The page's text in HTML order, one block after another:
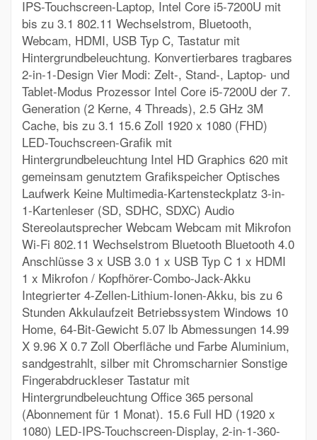
IPS-Touchscreen-Laptop, Intel Core i5-7200U mit
bis zu 3.1 802.11 Wechselstrom, Bluetooth,
Webcam, HDMI, USB Typ C, Tastatur mit
Hintergrundbeleuchtung. Konvertierbares tragbares
2-in-1-Design Vier Modi: Zelt-, Stand-, Laptop- und
Tablet-Modus Prozessor Intel Core i5-7200U der 7.
Generation (2 Kerne, 4 Threads), 2.5 GHz 3M
Cache, bis zu 3.1 15.6 Zoll 1920 x 1080 (FHD)
LED-Touchscreen-Grafik mit
Hintergrundbeleuchtung Intel HD Graphics 620 mit
gemeinsam genutztem Grafikspeicher Optisches
Laufwerk Keine Multimedia-Kartensteckplatz 3-in-
1-Kartenleser (SD, SDHC, SDXC) Audio
Stereolautsprecher Webcam Webcam mit Mikrofon
Wi-Fi 802.11 Wechselstrom Bluetooth Bluetooth 4.0
Anschlüsse 3 x USB 3.0 1 x USB Typ C 1 x HDMI
1 x Mikrofon / Kopfhörer-Combo-Jack-Akku
Integrierter 4-Zellen-Lithium-Ionen-Akku, bis zu 6
Stunden Akkulaufzeit Betriebssystem Windows 10
Home, 64-Bit-Gewicht 5.07 lb Abmessungen 14.99
X 9.96 X 0.7 Zoll Oberfläche und Farbe Aluminium,
sandgestrahlt, silber mit Chromscharnier Sonstige
Fingerabdruckleser Tastatur mit
Hintergrundbeleuchtung Office 365 personal
(Abonnement für 1 Monat). 15.6 Full HD (1920 x
1080) LED-IPS-Touchscreen-Display, 2-in-1-360-